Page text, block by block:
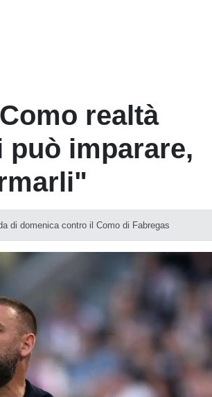
realtà
può imparare,
di domenica contro il Como di Fabregas